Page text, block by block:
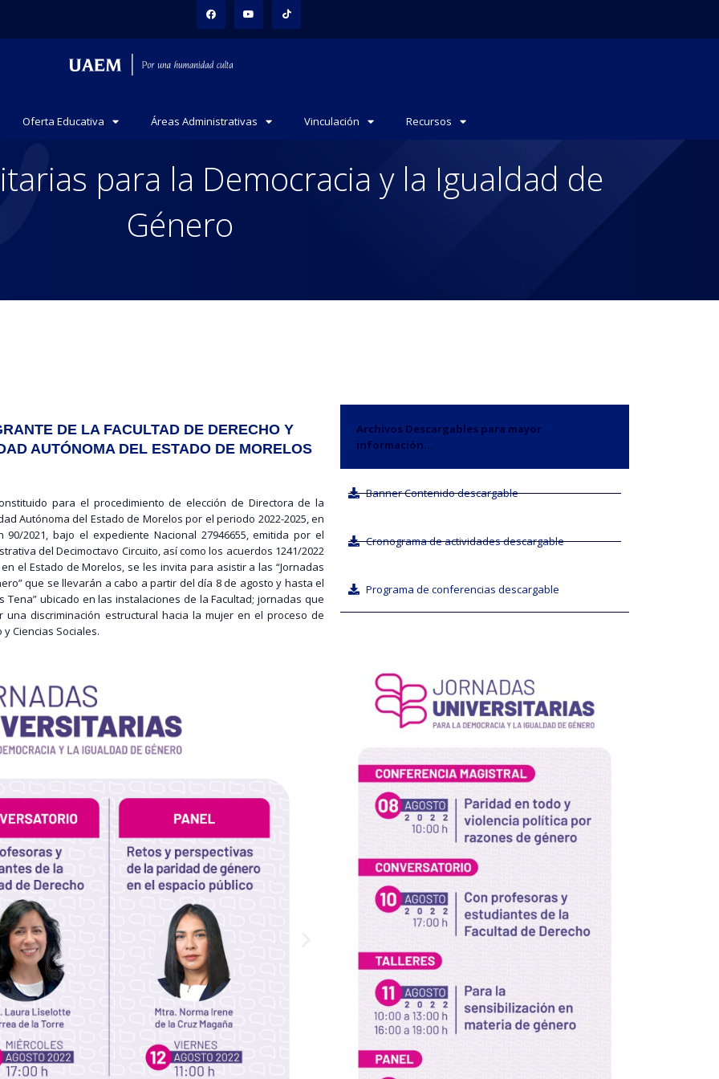
Oferta Educativa Áreas Administrativas Vinculación Recursos
para la Democracia y la Igualdad de
Género
DE LA FACULTAD DE DERECHO Y
AUTÓNOMA DEL ESTADO DE MORELOS
para el procedimiento de elección de Directora de la
Autónoma del Estado de Morelos por el periodo 2022-2025, en
2021, bajo el expediente Nacional 27946655, emitida por el
del Decimoctavo Circuito, así como los acuerdos 1241/2022
el Estado de Morelos, se les invita para asistir a las “Jornadas
que se llevarán a cabo a partir del día 8 de agosto y hasta el
ubicado en las instalaciones de la Facultad; jornadas que
discriminación estructural hacia la mujer en el proceso de
Ciencias Sociales.
Archivos Descargables para mayor
información...
Banner Contenido descargable
Cronograma de actividades descargable
Programa de conferencias descargable